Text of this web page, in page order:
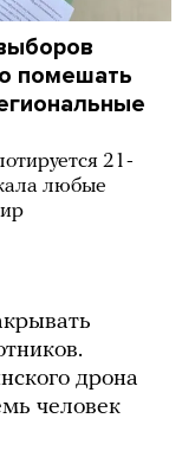
помешать
21-
любые
дрона
человек